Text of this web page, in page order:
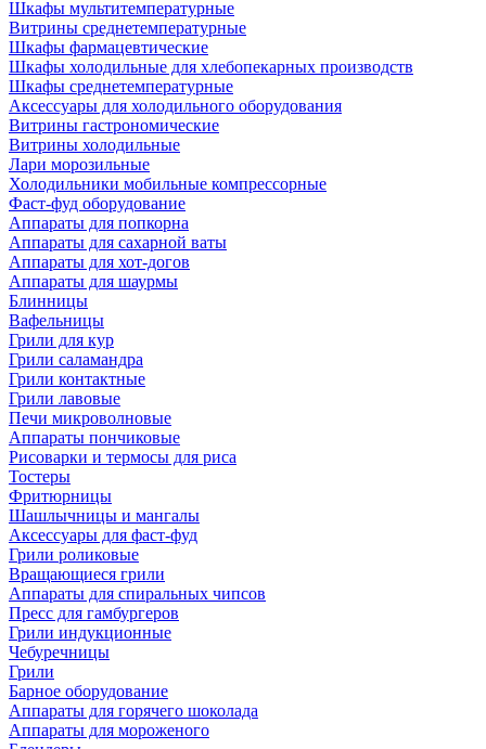
Шкафы мультитемпературные
Витрины среднетемпературные
Шкафы фармацевтические
Шкафы холодильные для хлебопекарных производств
Шкафы среднетемпературные
Аксессуары для холодильного оборудования
Витрины гастрономические
Витрины холодильные
Лари морозильные
Холодильники мобильные компрессорные
Фаст-фуд оборудование
Аппараты для попкорна
Аппараты для сахарной ваты
Аппараты для хот-догов
Аппараты для шаурмы
Блинницы
Вафельницы
Грили для кур
Грили саламандра
Грили контактные
Грили лавовые
Печи микроволновые
Аппараты пончиковые
Рисоварки и термосы для риса
Тостеры
Фритюрницы
Шашлычницы и мангалы
Аксессуары для фаст-фуд
Грили роликовые
Вращающиеся грили
Аппараты для спиральных чипсов
Пресс для гамбургеров
Грили индукционные
Чебуречницы
Грили
Барное оборудование
Аппараты для горячего шоколада
Аппараты для мороженого